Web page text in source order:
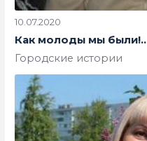
10.07.2020
Как молоды мы были!..
Городские истории